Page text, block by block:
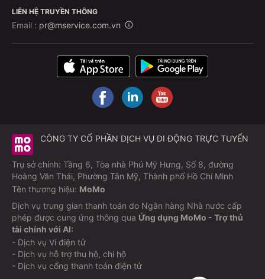
LIÊN HỆ TRUYỀN THÔNG
Email : pr@mservice.com.vn
CÔNG TY CỔ PHẦN DỊCH VỤ DI ĐỘNG TRỰC TUYẾN
Trụ sở chính: Tầng 6, Tòa nhà Phú Mỹ Hưng, Số 8, đường
Hoàng Văn Thái, Phường Tân Mỹ, Thành phố Hồ Chí Minh
Tên thương hiệu: MoMo
Dịch vụ trung gian thanh toán do Ngân hàng Nhà nước cấp
phép được cung ứng thông qua Ứng dụng MoMo - Trợ thủ
tài chính với AI:
- Dịch vụ Ví điện tử
- Dịch vụ hỗ trợ thu hộ, chi hộ
- Dịch vụ cổng thanh toán điện tử